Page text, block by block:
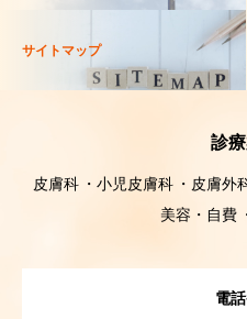
サイトマップ
診
皮膚科 小児皮膚科 皮膚外
美容・自費
電